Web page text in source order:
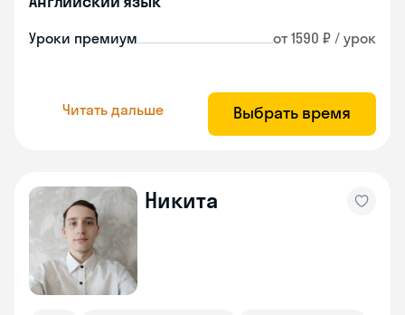
Уроки премиум от 1590 ₽ / урок
Читать дальше Выбрать время
Никита